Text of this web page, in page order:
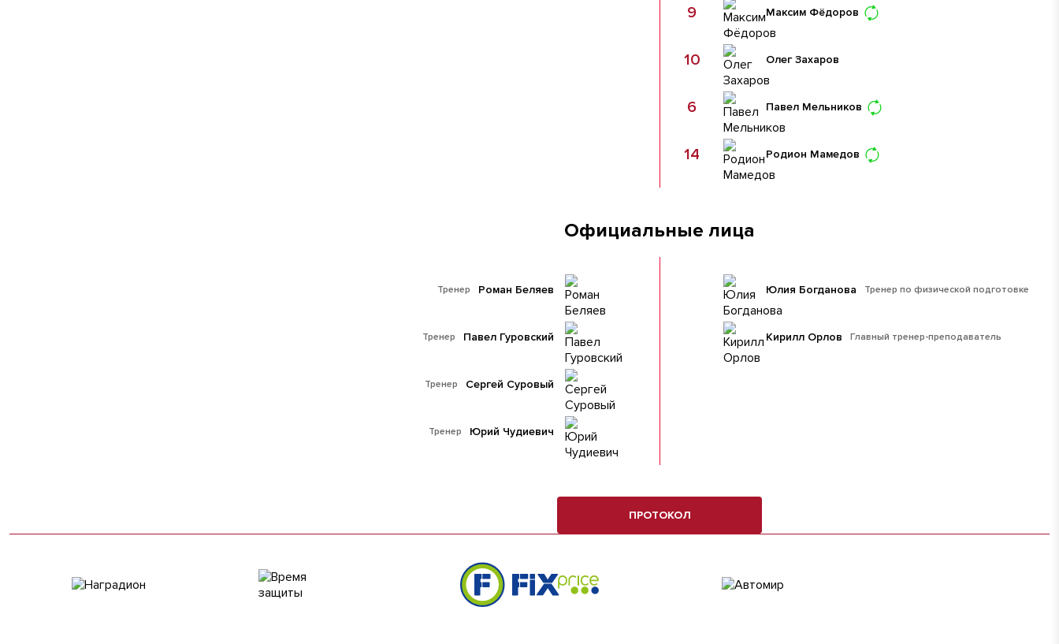
Максим Фёдоров
9
Олег Захаров
10
Павел Мельников
6
Родион Мамедов
14
Официальные лица
Тренер Роман Беляев
Тренер Павел Гуровский
Тренер Сергей Суровый
Тренер Юрий Чудиевич
Тренер по физической подготовке
Юлия Богданова
Главный тренер-преподаватель
Кирилл Орлов
ПРОТОКОЛ